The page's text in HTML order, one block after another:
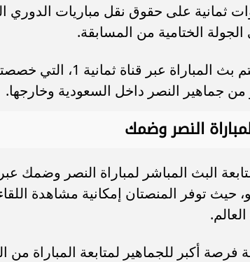
ثمانية على حقوق نقل مباريات الدوري
الختامية من المسابقة.
ومن المقرر أن يتم بث
جماهير النصر داخل السعودية وخارجها.
النصر وضمك
البث المباشر لمباراة النصر وضمك
حيث توفر المنصتان إمكانية مشاهدة
فرصة أكبر للجماهير لمتابعة المباراة من